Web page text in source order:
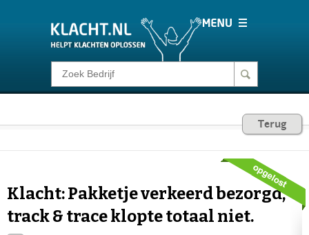
Klacht melden
Consumentenrecht
Voor Bedrijven
Terug
Klacht: Pakketje verkeerd bezorgd,
track & trace klopte totaal niet.